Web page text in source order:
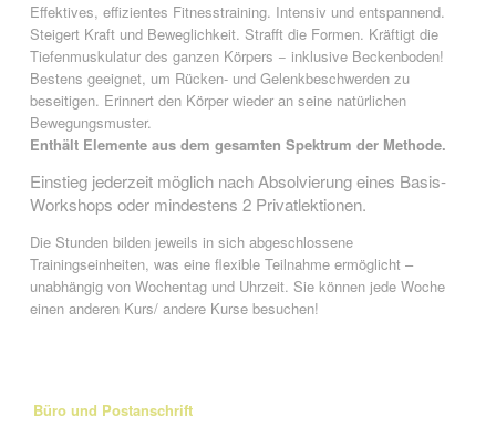
Effektives, effizientes Fitnesstraining. Intensiv und entspannend.
Steigert Kraft und Beweglichkeit. Strafft die Formen. Kräftigt die
Tiefenmuskulatur des ganzen Körpers − inklusive Beckenboden!
Bestens geeignet, um Rücken- und Gelenkbeschwerden zu
beseitigen. Erinnert den Körper wieder an seine natürlichen
Bewegungsmuster.
Enthält Elemente aus dem gesamten Spektrum der Methode.
Einstieg jederzeit möglich nach Absolvierung eines Basis-
Workshops oder mindestens 2 Privatlektionen.
Die Stunden bilden jeweils in sich abgeschlossene
Trainingseinheiten, was eine flexible Teilnahme ermöglicht –
unabhängig von Wochentag und Uhrzeit. Sie können jede Woche
einen anderen Kurs/ andere Kurse besuchen!
Büro und Postanschrift